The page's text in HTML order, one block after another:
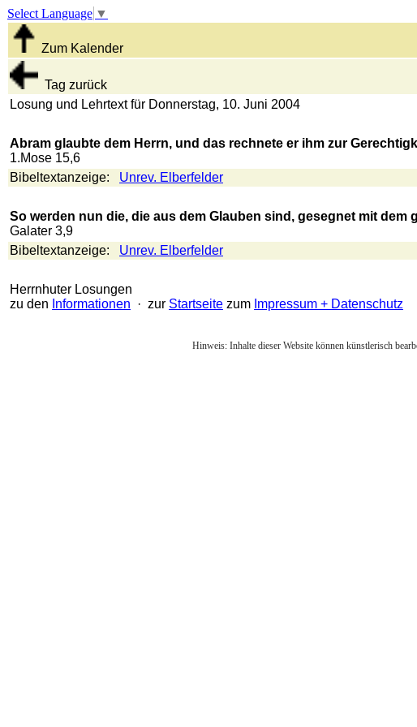
Select Language ▼
Zum Kalender
Tag zurück
Losung und Lehrtext für Donnerstag, 10. Juni 2004
Abram glaubte dem Herrn, und das rechnete er ihm zur
1.Mose 15,6
Bibeltextanzeige: Unrev. Elberfelder
So werden nun die, die aus dem Glauben sind, gesegnet mit dem
Galater 3,9
Bibeltextanzeige: Unrev. Elberfelder
Herrnhuter Losungen
zu den Informationen · zur Startseite zum Impressum + Datenschutz
Hinweis: Inhalte dieser Website können künstlerisch